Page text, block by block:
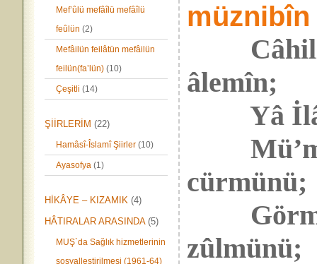
Mef’ûlü mefâîlü mefâîlü
feûlün (2)
Mefâilün feilâtün mefâilün
feilün(fa’lün) (10)
Çeşitli (14)
ŞİİRLERİM (22)
Hamâsî-Îslamî Şiirler (10)
Ayasofya (1)
HİKÂYE – KIZAMIK (4)
HÂTIRALAR ARASINDA(5)
MUŞ`da Sağlık hizmetlerinin
sosyalleştirilmesi (1961-64)
müznibîn
Câhilim
âlemîn;
Yâ
cürmünü;
Görme
zûlmünü;